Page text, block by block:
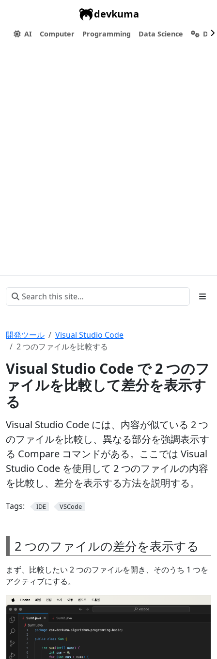
devkuma
AI Computer Programming Data Science
開発ツール
Visual Studio Code
2 つのファイルを比較する
Visual Studio Code で 2 つのフ
ァイルを比較して差分を表示す
る
Visual Studio Code には、内容が似ている 2 つ
のファイルを比較し、異なる部分を強調表示す
る Compare コマンドがある。ここでは Visual
Studio Code を使用して 2 つのファイルの内容
を比較し、差分を表示する方法を説明する。
Tags: IDE VSCode
2 つのファイルの差分を表示する
まず、比較したい 2 つのファイルを開き、そのうち 1 つを
アクティブにする。